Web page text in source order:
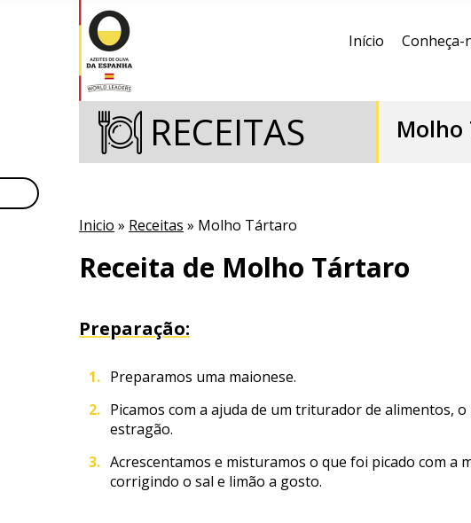
Início Conheça-
RECEITAS
Inicio » Receitas » Molho Tártaro
Receita de Molho Tártaro
Preparação:
Preparamos uma maionese.
Picamos com a ajuda de um triturador de alimentos,
estragão.
Acrescentamos e misturamos o que foi picado com a
corrigindo o sal e limão a gosto.